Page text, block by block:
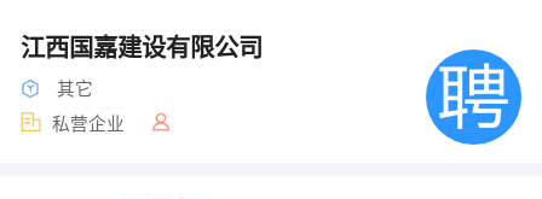
江西国嘉建设有限公司
其它
私营企业